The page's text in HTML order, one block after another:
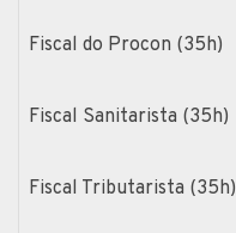
Fiscal do Procon (35h)
Fiscal Sanitarista (35h)
Fiscal Tributarista (35h)